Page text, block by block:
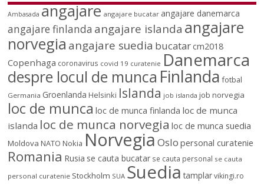
Ambasada angajare angajare bucatar angajare danemarca
angajare finlanda angajare islanda angajare
norvegia angajare suedia bucatarcm2018
Copenhaga coronavirus covid 19 curatenie Danemarca
despre locul de munca Finlanda fotbal
Germania Groenlanda Helsinki Islanda job islanda job norvegia
loc de munca loc de munca finlanda loc de munca
islanda loc de munca norvegia loc de munca suedia
Moldova NATO Nokia NorvegiaOslo personal curatenie
Romania Rusia se cauta bucatar se cauta personal se cauta
personal curatenie Stockholm SUA Suedia tamplar vikingi.ro